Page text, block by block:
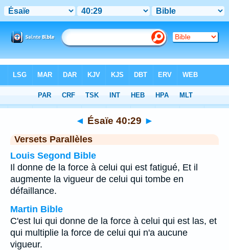
Chapitre 40> Verset 29
◄ Ésaïe 40:29 ►
Versets Parallèles
Louis Segond Bible
Il donne de la force à celui qui est fatigué, Et il
augmente la vigueur de celui qui tombe en
défaillance.
Martin Bible
C'est lui qui donne de la force à celui qui est las, et
qui multiplie la force de celui qui n'a aucune
vigueur.